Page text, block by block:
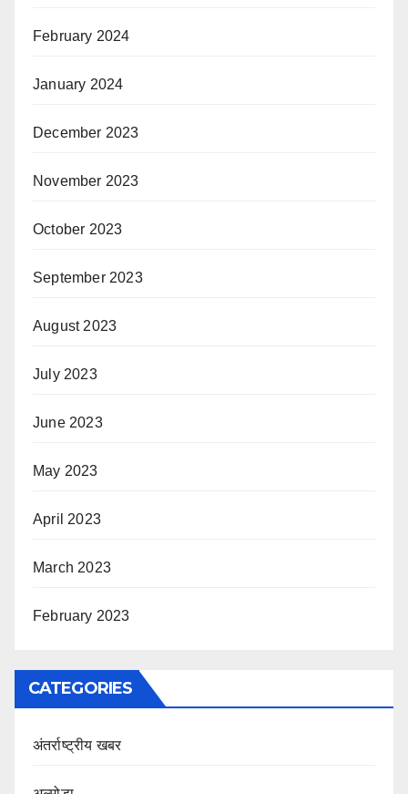
February 2024
January 2024
December 2023
November 2023
October 2023
September 2023
August 2023
July 2023
June 2023
May 2023
April 2023
March 2023
February 2023
CATEGORIES
अंतर्राष्ट्रीय खबर